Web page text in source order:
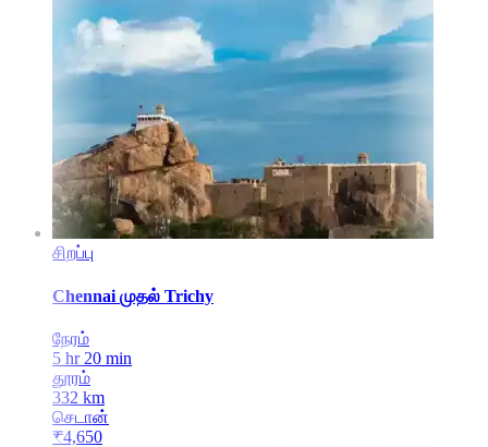
சிறப்பு
Chennai முதல் Trichy
நேரம்
5 hr 20 min
தூரம்
332 km
செடான்
₹4,650